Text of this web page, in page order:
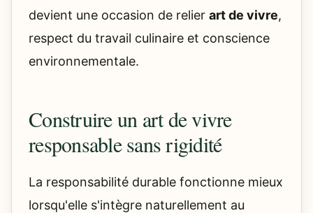
devient une occasion de relier art de vivre,
respect du travail culinaire et conscience
environnementale.
Construire un art de vivre
responsable sans rigidité
La responsabilité durable fonctionne mieux
lorsqu'elle s'intègre naturellement au